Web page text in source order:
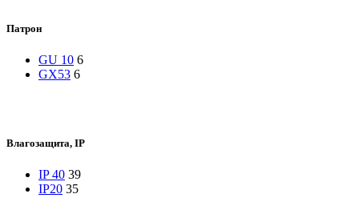
Патрон
GU 10 6
GX53 6
Влагозащита, IP
IP 40 39
IP20 35